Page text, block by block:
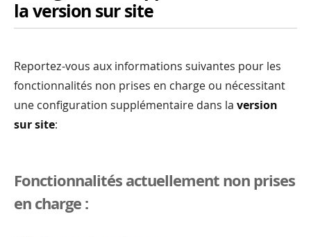
la version sur site
Reportez-vous aux informations suivantes pour les
fonctionnalités non prises en charge ou nécessitant
une configuration supplémentaire dans la version
sur site:
Fonctionnalités actuellement non prises
en charge :